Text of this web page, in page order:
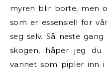
myren blir borte, men
som er essensiell for
seg selv. Så neste
skogen, håper jeg
vannet som pipler inn